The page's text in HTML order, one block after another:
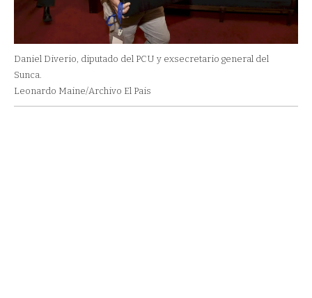
Daniel Diverio, diputado del PCU y exsecretario general del
Sunca.
Leonardo Maine/Archivo El Pais